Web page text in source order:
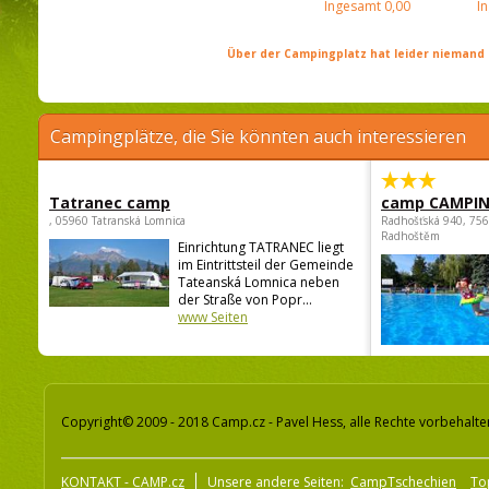
Ingesamt 0,00
Über der Campingplatz hat leider
Campingplätze, die Sie könnten auch interessieren
Tatranec camp
, 05960 Tatranská Lomnica
Einrichtung TATRANEC liegt
im Eintrittsteil der Gemeinde
Tateanská Lomnica neben
der Straße von Popr...
www Seiten
camp
Radhošťská 940,
Radhoštěm
Copyright© 2009 - 2018 Camp.cz - Pavel Hess, alle Rechte
KONTAKT - CAMP.cz Unsere andere Seiten: CampTschechien